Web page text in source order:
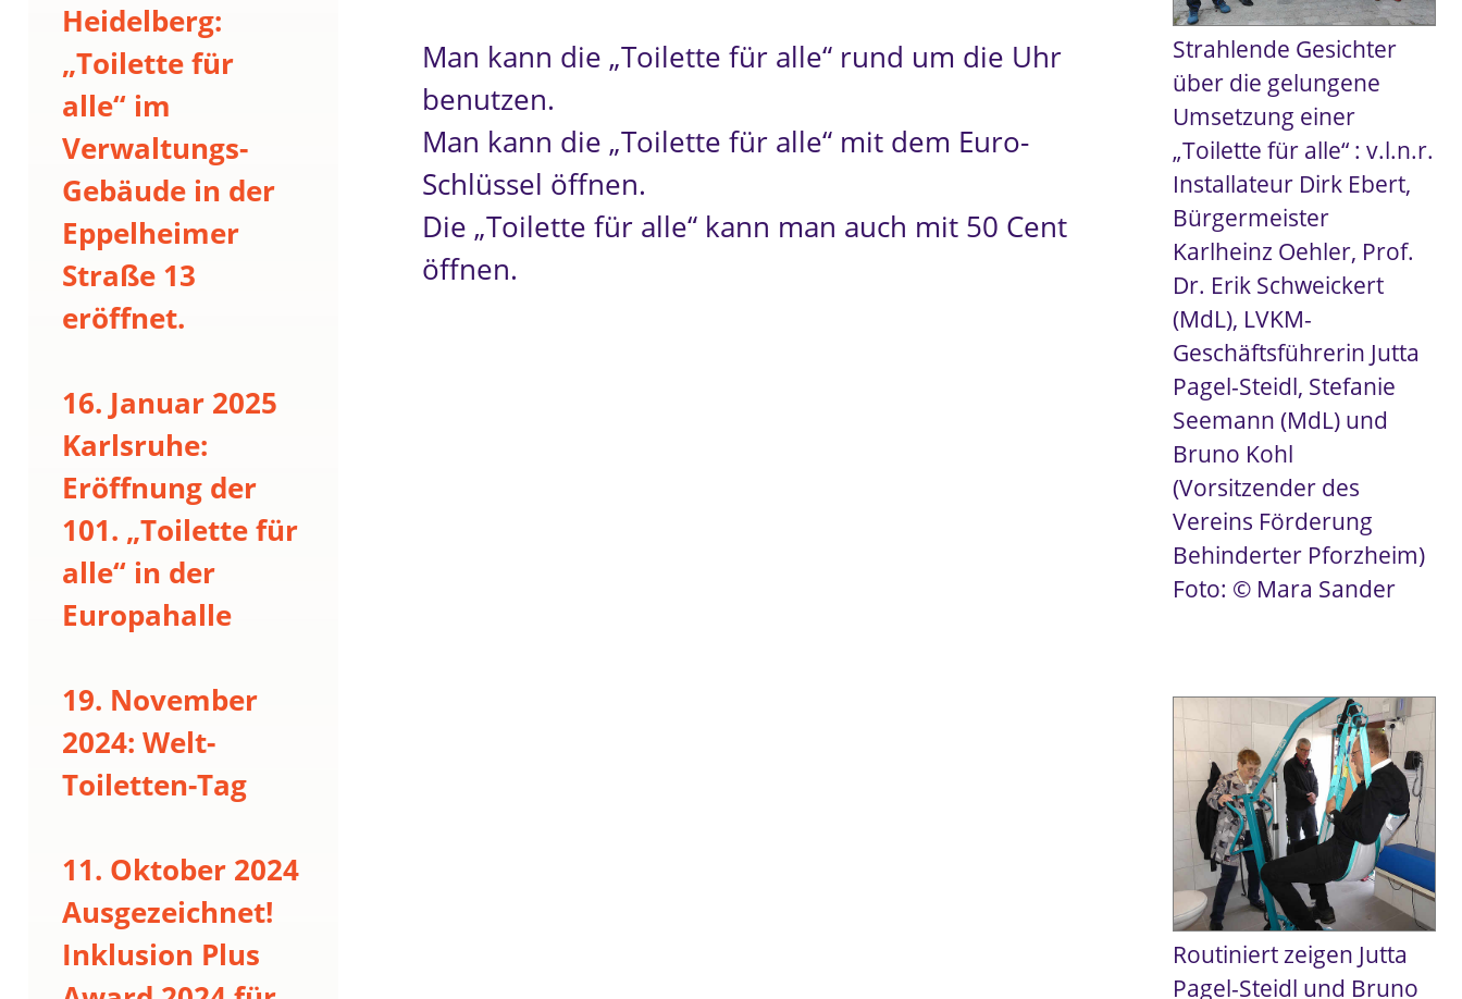
Heidelberg:
„Toilette für
alle“ im
Verwaltungs-
Gebäude in der
Eppelheimer
Straße 13
eröffnet.
16. Januar 2025
Karlsruhe:
Eröffnung der
101. „Toilette für
alle“ in der
Europahalle
19. November
2024: Welt-
Toiletten-Tag
11. Oktober 2024
Ausgezeichnet!
Inklusion Plus
Man kann die „Toilette für alle“ rund um die Uhr
benutzen.
Man kann die „Toilette für alle“ mit dem Euro-
Schlüssel öffnen.
Die „Toilette für alle“ kann man auch mit 50 Cent
öffnen.
Strahlende Gesichter
über die gelungene
Umsetzung einer
„Toilette für alle“ : v.l.n.r.
Installateur Dirk Ebert,
Bürgermeister
Karlheinz Oehler, Prof.
Dr. Erik Schweickert
(MdL), LVKM-
Geschäftsführerin Jutta
Pagel-Steidl, Stefanie
Seemann (MdL) und
Bruno Kohl
(Vorsitzender des
Vereins Förderung
Behinderter Pforzheim)
Foto: © Mara Sander
Routiniert zeigen Jutta
Pagel-Steidl und Bruno